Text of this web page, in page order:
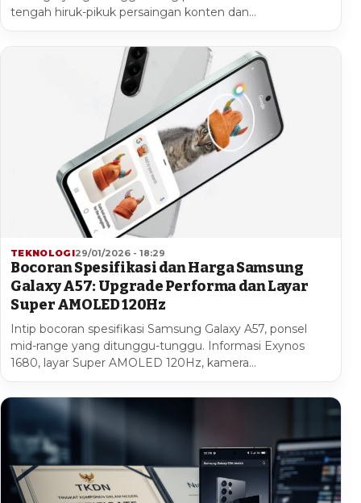
tengah hiruk-pikuk persaingan konten dan…
TEKNOLOGI29/01/2026 - 18:29
Bocoran Spesifikasi dan Harga Samsung
Galaxy A57: Upgrade Performa dan Layar
Super AMOLED 120Hz
Intip bocoran spesifikasi Samsung Galaxy A57, ponsel
mid-range yang ditunggu-tunggu. Informasi Exynos
1680, layar Super AMOLED 120Hz, kamera…